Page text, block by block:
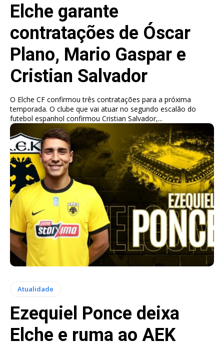
Elche garante
contratações de Óscar
Plano, Mario Gaspar e
Cristian Salvador
O Elche CF confirmou três contratações para a próxima
temporada. O clube que vai atuar no segundo escalão do
futebol espanhol confirmou Cristian Salvador,...
Atualidade
Ezequiel Ponce deixa
Elche e ruma ao AEK